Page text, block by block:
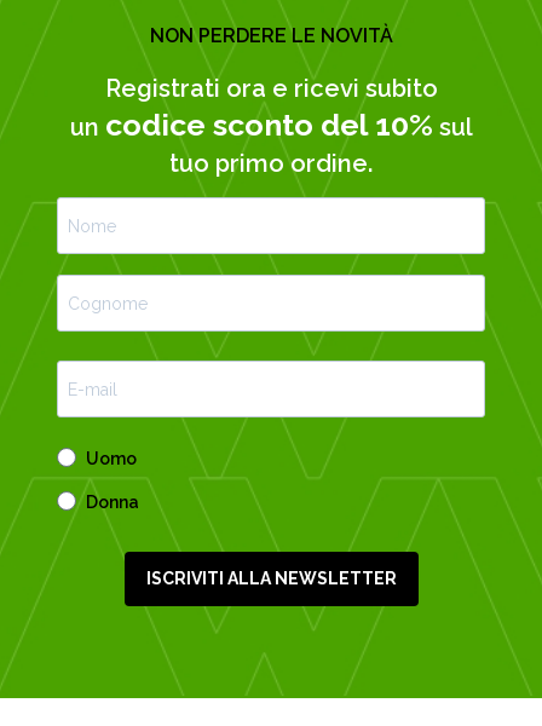
NON PERDERE LE NOVITÀ
Registrati ora e ricevi subito
un codice sconto del 10% sul
tuo primo ordine.
Uomo
Donna
ISCRIVITI ALLA NEWSLETTER